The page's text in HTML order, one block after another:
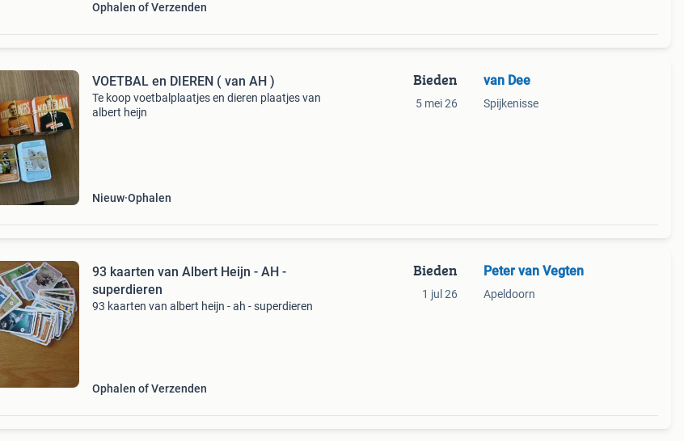
Ophalen of Verzenden
VOETBAL en DIEREN ( van AH )
Te koop voetbalplaatjes en dieren plaatjes van
albert heijn
Nieuw Ophalen
Bieden
5 mei 26
van Dee
Spijkenisse
93 kaarten van Albert Heijn - AH -
superdieren
93 kaarten van albert heijn - ah - superdieren
Ophalen of Verzenden
Bieden
1 jul 26
Peter van Vegten
Apeldoorn